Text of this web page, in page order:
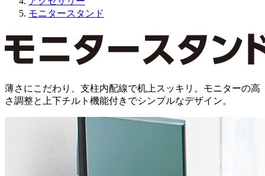
モニタースタンド
薄さにこだわり、支柱内配線で机上スッキリ。モニターの高
さ調整と上下チルト機能付きでシンプルなデザイン。